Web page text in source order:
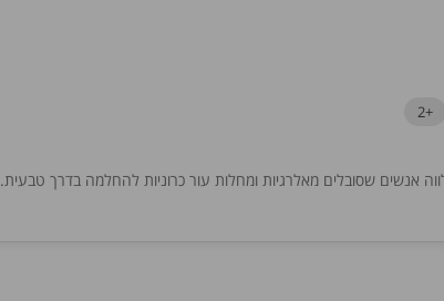
+2
אנשים שסובלים מאלרגיות ומחלות עור כרוניות להחלמה בדרך טבעית.